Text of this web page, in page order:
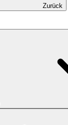
Zurück